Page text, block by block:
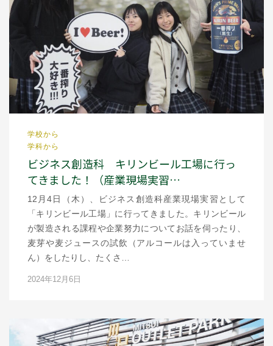
学校から
学科から
ビジネス創造科 キリンビール工場に行っ
てきました！（産業現場実習…
12月4日（木）、ビジネス創造科産業現場実習として
「キリンビール工場」に行ってきました。キリンビール
が製造される課程や企業努力についてお話を伺ったり、
麦芽や麦ジュースの試飲（アルコールは入っていませ
ん）をしたりし、たくさ…
2024年12月6日